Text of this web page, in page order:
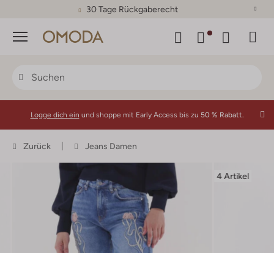
30 Tage Rückgaberecht
Menü
Logge dich ein und shoppe mit Early Access bis zu 50 % Rabatt.
Zurück Jeans Damen
4 Artikel